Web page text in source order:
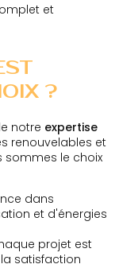
et
?
notre expertise
renouvelables et
sommes le choix
dans
et d'énergies
projet est
satisfaction